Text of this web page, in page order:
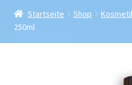
Führungen
Startseite Shop
250ml